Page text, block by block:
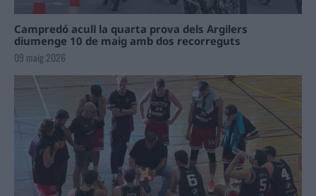
Campredó acull la quarta prova dels Argilers
diumenge 10 de maig amb dos recorreguts
09 maig 2026